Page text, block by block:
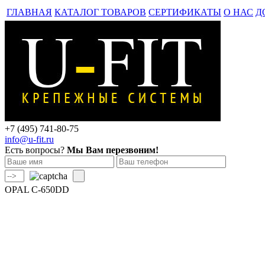
ГЛАВНАЯ КАТАЛОГ ТОВАРОВ СЕРТИФИКАТЫ О НАС
+7 (495) 741-80-75
info@u-fit.ru
Есть вопросы? Мы Вам перезвоним!
OPAL C-650DD